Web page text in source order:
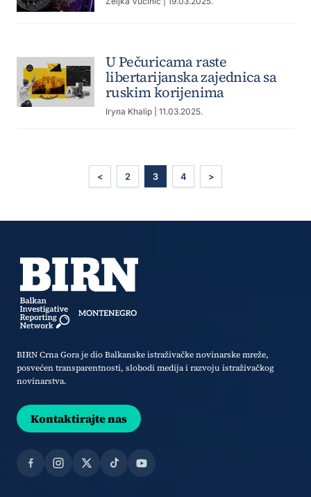
U Pečuricama raste
libertarijanska zajednica sa
ruskim korijenima
Iryna Khalip | 11.03.2025.
< 2 3 4 >
BIRN Crna Gora je dio Balkanske istraživačke novinarske mreže,
posvećen transparentnosti, slobodi medija i razvoju istraživačkog
novinarstva.
Kontaktirajte nas
Facebook
Instagram
X TikTokYouTube